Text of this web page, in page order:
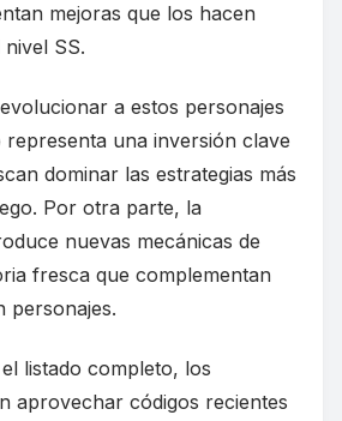
mejoras que los hacen
SS.
a estos personajes
una inversión clave
dominar las estrategias más
Por otra parte, la
nuevas mecánicas de
fresca que complementan
personajes.
listado completo, los
aprovechar códigos recientes